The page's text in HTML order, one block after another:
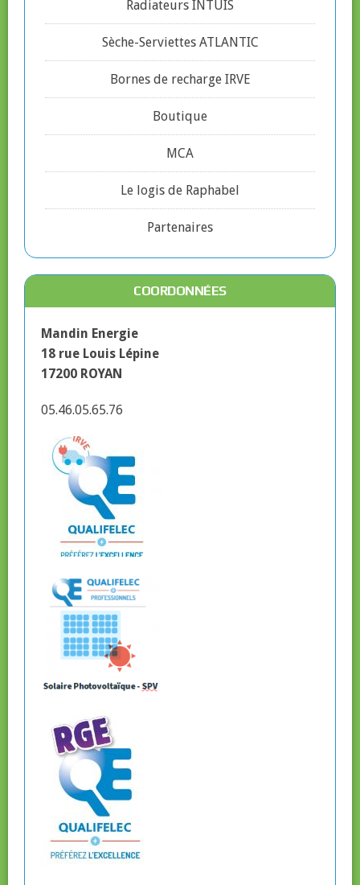
Radiateurs INTUIS
Sèche-Serviettes ATLANTIC
Bornes de recharge IRVE
Boutique
MCA
Le logis de Raphabel
Partenaires
COORDONNÉES
Mandin Energie
18 rue Louis Lépine
17200 ROYAN
05.46.05.65.76